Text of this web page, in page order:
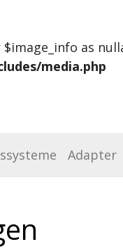
as
media.php
Adapter